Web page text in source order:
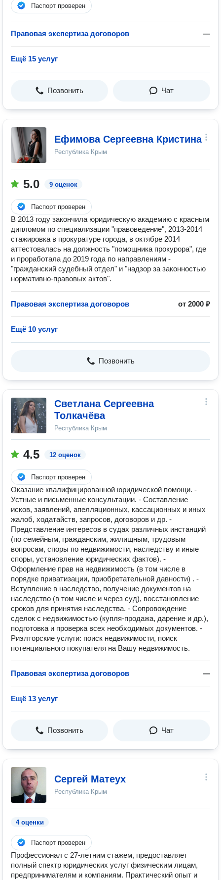
Паспорт проверен
Правовая экспертиза договоров —
Ещё 15 услуг
Позвонить Чат
Ефимова Сергеевна Кристина
Республика Крым
5.0 9 оценок
Паспорт проверен
В 2013 году закончила юридическую академию с красным
дипломом по специализации "правоведение", 2013-2014
стажировка в прокуратуре города, в октябре 2014
аттестовалась на должность "помощника прокурора", где
и проработала до 2019 года по направлениям -
"гражданский судебный отдел" и "надзор за законностью
нормативно-правовых актов".
Правовая экспертиза договоров от 2000 ₽
Ещё 10 услуг
Позвонить
Светлана Сергеевна
Толкачёва
Республика Крым
4.5 12 оценок
Паспорт проверен
Оказание квалифицированной юридической помощи. -
Устные и письменные консультации. - Составление
исков, заявлений, апелляционных, кассационных и иных
жалоб, ходатайств, запросов, договоров и др. -
Представление интересов в судах различных инстанций
(по семейным, гражданским, жилищным, трудовым
вопросам, споры по недвижимости, наследству и иные
споры, установление юридических фактов). -
Оформление прав на недвижимость (в том числе в
порядке приватизации, приобретательной давности) . -
Вступление в наследство, получение документов на
наследство (в том числе и через суд), восстановление
сроков для принятия наследства. - Сопровождение
сделок с недвижимостью (купля-продажа, дарение и др.),
подготовка и проверка всех необходимых документов. -
Риэлторские услуги: поиск недвижимости, поиск
потенциального покупателя на Вашу недвижимость.
Правовая экспертиза договоров —
Ещё 13 услуг
Позвонить Чат
Сергей Матеух
Республика Крым
4 оценки
Паспорт проверен
Профессионал с 27-летним стажем, предоставляет
полный спектр юридических услуг физическим лицам,
предпринимателям и компаниям. Практический опыт и